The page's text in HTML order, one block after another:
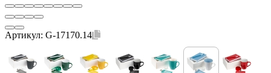
Артикул: G-17170.14